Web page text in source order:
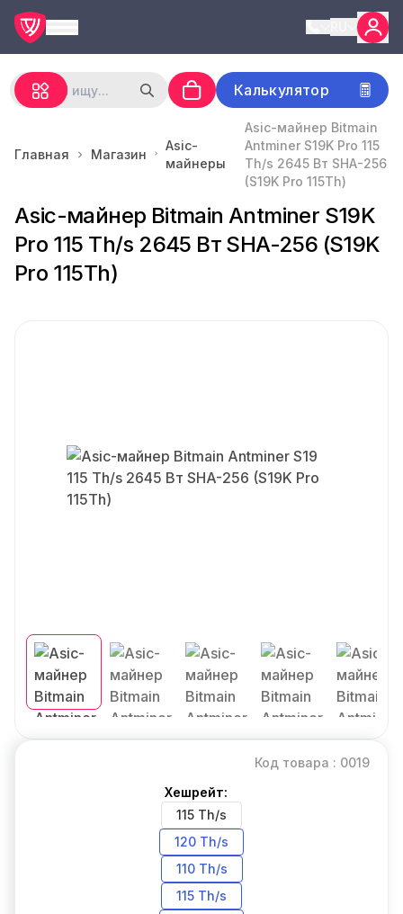
Калькулятор
Главная Магазин
Asic-
майнеры
Asic-майнер Bitmain
Antminer S19K Pro 115
Th/s 2645 Вт SHA-256
(S19K Pro 115Th)
Asic-майнер Bitmain Antminer S19K
Pro 115 Th/s 2645 Вт SHA-256 (S19K
Pro 115Th)
Код товара : 0019
Хешрейт:
115 Th/s
120 Th/s
110 Th/s
115 Th/s